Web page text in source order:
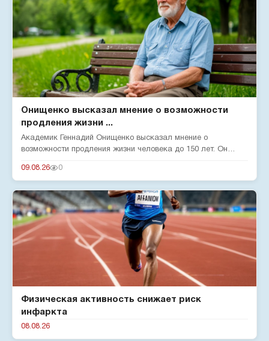
Онищенко высказал мнение о возможности
продления жизни ...
Академик Геннадий Онищенко высказал мнение о
возможности продления жизни человека до 150 лет. Он
09.08.26 0
Физическая активность снижает риск
инфаркта
08.08.26